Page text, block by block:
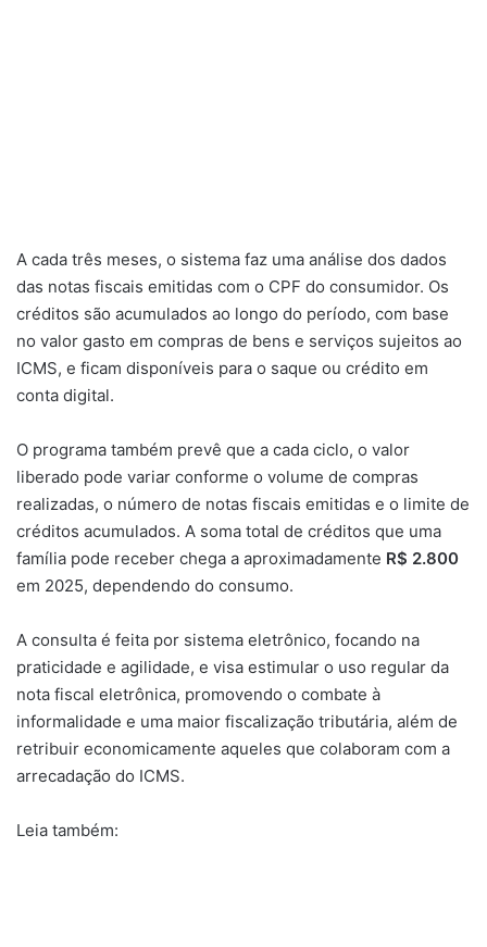
A cada três meses, o sistema faz uma análise dos dados
das notas fiscais emitidas com o CPF do consumidor. Os
créditos são acumulados ao longo do período, com base
no valor gasto em compras de bens e serviços sujeitos ao
ICMS, e ficam disponíveis para o saque ou crédito em
conta digital.
O programa também prevê que a cada ciclo, o valor
liberado pode variar conforme o volume de compras
realizadas, o número de notas fiscais emitidas e o limite de
créditos acumulados. A soma total de créditos que uma
família pode receber chega a aproximadamente R$ 2.800
em 2025, dependendo do consumo.
A consulta é feita por sistema eletrônico, focando na
praticidade e agilidade, e visa estimular o uso regular da
nota fiscal eletrônica, promovendo o combate à
informalidade e uma maior fiscalização tributária, além de
retribuir economicamente aqueles que colaboram com a
arrecadação do ICMS.
Leia também: